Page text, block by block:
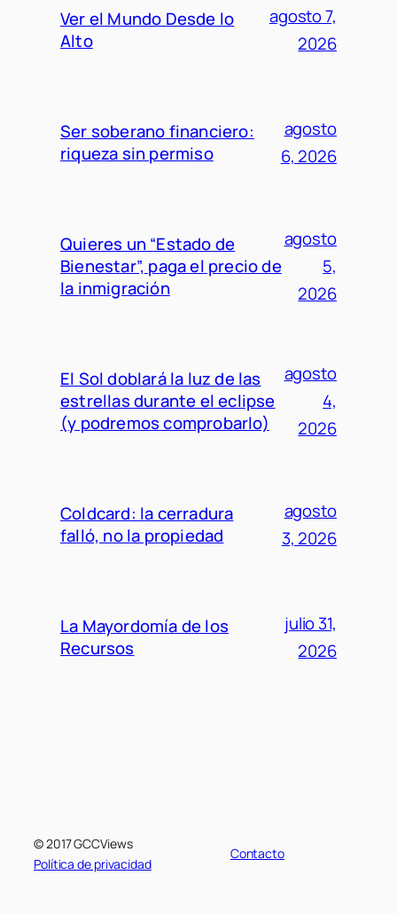
Ver el Mundo Desde lo
Alto
agosto 7,
2026
Ser soberano financiero:
riqueza sin permiso
agosto
6, 2026
Quieres un “Estado de
Bienestar”, paga el precio de
la inmigración
agosto
5,
2026
El Sol doblará la luz de las
estrellas durante el eclipse
(y podremos comprobarlo)
agosto
4,
2026
Coldcard: la cerradura
falló, no la propiedad
agosto
3, 2026
La Mayordomía de los
Recursos
julio 31,
2026
© 2017 GCCViews
Política de privacidad
Contacto